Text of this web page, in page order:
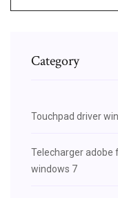
Category
Touchpad driver
Telecharger adobe
windows 7